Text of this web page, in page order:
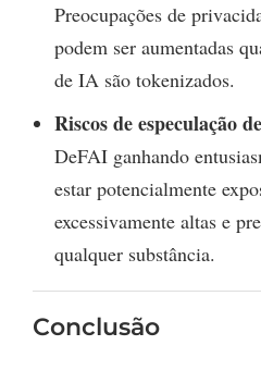
Preocupações de
podem ser aumentadas
de IA são tokenizados.
Riscos de especulação
DeFAI ganhando
estar potencialmente
excessivamente altas e
qualquer substância.
Conclusão